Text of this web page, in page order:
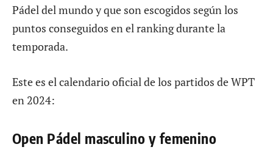
Pádel del mundo y que son escogidos según los
puntos conseguidos en el ranking durante la
temporada.
Este es el calendario oficial de los partidos de WPT
en 2024:
Open Pádel masculino y femenino